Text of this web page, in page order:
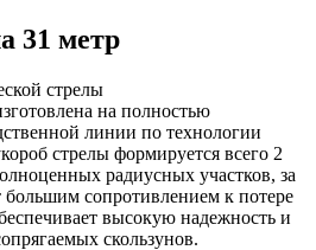
31 метр
стрелы
на полностью
линии по технологии
стрелы формируется всего 2
радиусных участков, за
большим сопротивлением к потере
высокую надежность и
скользунов.